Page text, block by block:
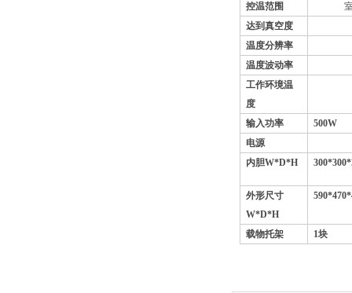
控温范围
达到真空度
温度分辨率
温度波动率
工作环境温
度
输入功率
500W
电源
内胆W*D*H
外形尺寸
W*D*H
载物托架 1块